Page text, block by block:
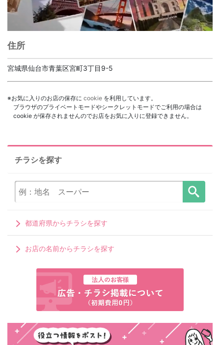
住所
宮城県仙台市青葉区宮町3丁目9-5
※お気に入りのお店の保存に cookie を利用しています。
ブラウザのプライベートモードやシークレットモードでご利用の場合は
cookie が保存されませんのでお店をお気に入りに登録できません。
チラシを探す
都道府県からチラシを探す
お店の名前からチラシを探す